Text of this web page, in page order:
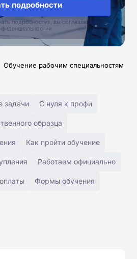
подробности
подробности», вы соглашаетесь с
Обучение рабочим специальностям
задачи С нуля к профи
образца
Как пройти обучение
Работаем официально
Формы обучения